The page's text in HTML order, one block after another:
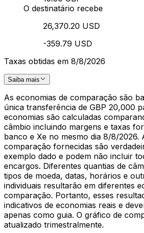
O destinatário recebe
26,370.20 USD
-359.79 USD
Taxas obtidas em 8/8/2026
Saiba mais
As economias de comparação são
única transferência de GBP 20,000
economias são calculadas
câmbio incluindo margens e taxas
banco e Xe no mesmo dia 8/8/2026.
comparação fornecidas são
exemplo dado e podem não incluir
encargos. Diferentes quantias de
tipos de moeda, datas, horários e
individuais resultarão em diferentes
comparação. Portanto, esses
indicativos de economias reais e
apenas como guia. O gráfico de
atualizado trimestralmente.